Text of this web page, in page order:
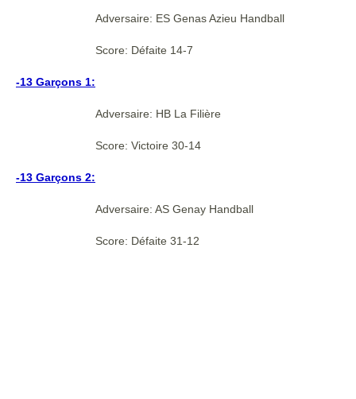
Adversaire: ES Genas Azieu Handball
Score: Défaite 14-7
-13 Garçons 1:
Adversaire: HB La Filière
Score: Victoire 30-14
-13 Garçons 2:
Adversaire: AS Genay Handball
Score: Défaite 31-12